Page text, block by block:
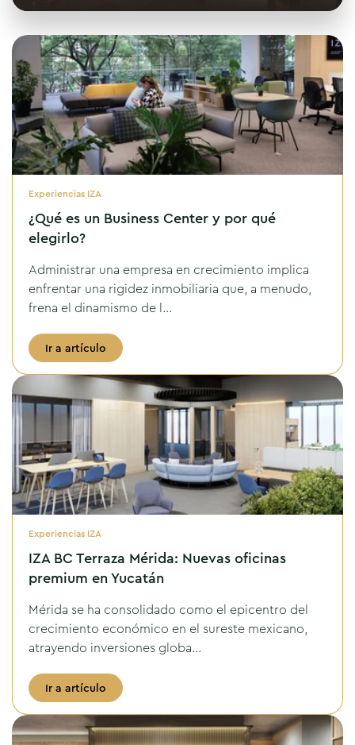
Experiencias IZA
¿Qué es un Business Center y por qué
elegirlo?
Administrar una empresa en crecimiento implica
enfrentar una rigidez inmobiliaria que, a menudo,
frena el dinamismo de l...
Ir a artículo
Experiencias IZA
IZA BC Terraza Mérida: Nuevas oficinas
premium en Yucatán
Mérida se ha consolidado como el epicentro del
crecimiento económico en el sureste mexicano,
atrayendo inversiones globa...
Ir a artículo